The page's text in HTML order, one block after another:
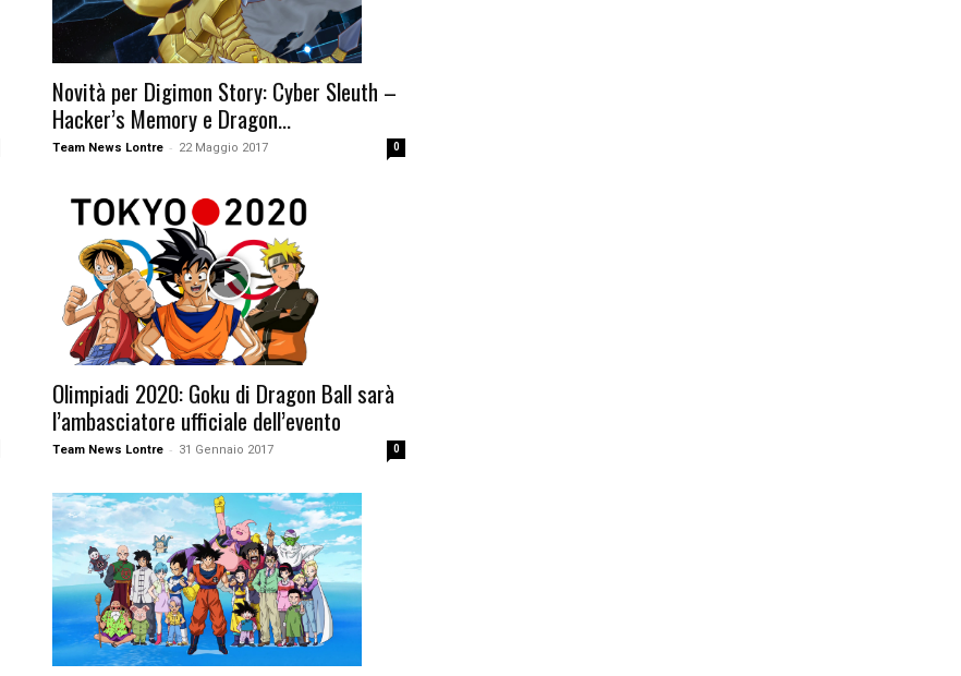
Novità per Digimon Story: Cyber Sleuth –
Hacker’s Memory e Dragon...
Team News Lontre - 22 Maggio 2017 0
Olimpiadi 2020: Goku di Dragon Ball sarà
l’ambasciatore ufficiale dell’evento
Team News Lontre - 31 Gennaio 2017 0